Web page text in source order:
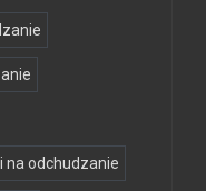
na odchudzanie